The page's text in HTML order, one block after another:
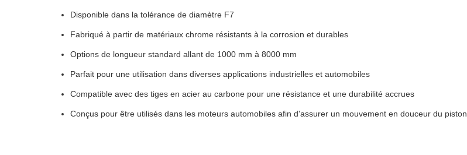
Disponible dans la tolérance de diamètre F7
Fabriqué à partir de matériaux chrome résistants à la corrosion et durables
Options de longueur standard allant de 1000 mm à 8000 mm
Parfait pour une utilisation dans diverses applications industrielles et automobiles
Compatible avec des tiges en acier au carbone pour une résistance et une durabilité accrues
Conçus pour être utilisés dans les moteurs automobiles afin d'assurer un mouvement en douceur du piston